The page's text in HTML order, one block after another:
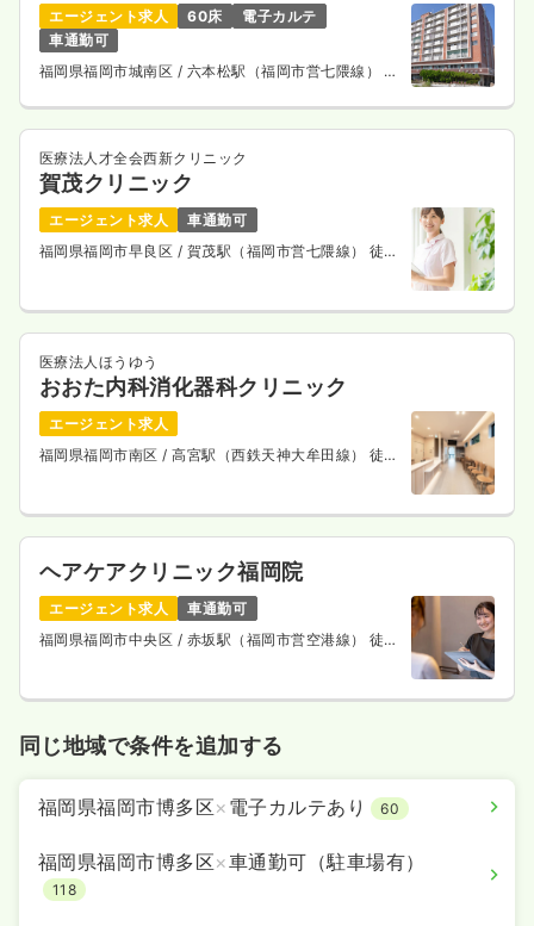
エージェント求人 60床
電子カルテ
車通勤可
福岡県福岡市城南区 / 六本松駅（福岡市営七隈線） 徒
医療法人才全会西新クリニック
賀茂クリニック
エージェント求人
車通勤可
福岡県福岡市早良区 / 賀茂駅（福岡市営七隈線） 徒歩
医療法人ほうゆう
おおた内科消化器科クリニック
エージェント求人
福岡県福岡市南区 / 高宮駅（西鉄天神大牟田線） 徒歩
ヘアケアクリニック福岡院
エージェント求人
車通勤可
福岡県福岡市中央区 / 赤坂駅（福岡市営空港線） 徒歩
同じ地域で条件を追加する
福岡県福岡市博多区× 電子カルテあり 60
福岡県福岡市博多区×車通勤可（駐車場有）
118